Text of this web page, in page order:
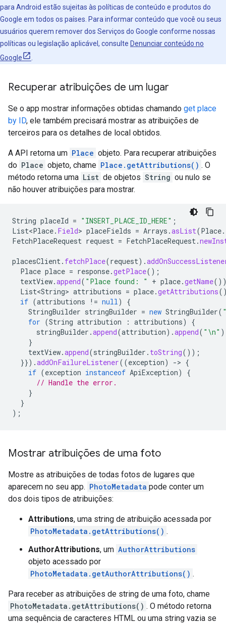
para Android estão sujeitas às políticas de conteúdo e produtos do
Google em todos os países. Para informar conteúdo que você ou seus
usuários querem remover dos Serviços do Google conforme nossas
políticas ou legislação aplicável, consulte Denunciar conteúdo no
Google
.
Recuperar atribuições de um lugar
Se o app mostrar informações obtidas chamando get place
by ID, ele também precisará mostrar as atribuições de
terceiros para os detalhes de local obtidos.
A API retorna um Place objeto. Para recuperar atribuições
do Place objeto, chame Place.getAttributions() . O
método retorna uma List de objetos String ou nulo se
não houver atribuições para mostrar.
String placeId = "INSERT_PLACE_ID_HERE" ;
List<Place. Field> placeFields = Arrays .asList(Place.
FetchPlaceRequest request = FetchPlaceRequest.
placesClient. fetchPlace(request).
Place place = response.getPlace();
textView.append( "Place found: " + place.getName
List<String> attributions = place.getAttributions
if (attributions != null)
{
StringBuilder stringBuilder = new StringBuilder(
for (String attribution : attributions)
{
stringBuilder .append(attribution).append( "\n"
}
textView.append(stringBuilder . toString());
}}).addOnFailureListener((exception) -> {
if (exception instanceof ApiException)
{
// Handle the error.
}
}
);
Mostrar atribuições de uma foto
Mostre as atribuições de todas fotos de lugares que
aparecem no seu app. PhotoMetadata pode conter um
dos dois tipos de atribuições:
Attributions, uma string de atribuição acessada por
PhotoMetadata.getAttributions() .
AuthorAttributions, um AuthorAttributions
objeto acessado por
PhotoMetadata.getAuthorAttributions() .
Para receber as atribuições de string de uma foto, chame
PhotoMetadata.getAttributions() . O método retorna
uma sequência de caracteres HTML ou uma string vazia se